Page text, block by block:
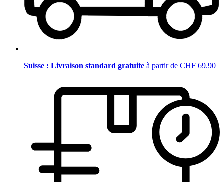
Suisse : Livraison standard gratuite à partir de CHF 69.90